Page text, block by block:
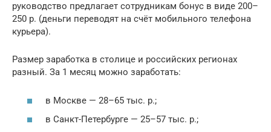
руководство предлагает сотрудникам бонус в виде 200–
250 р. (деньги переводят на счёт мобильного телефона
курьера).
Размер заработка в столице и российских регионах
разный. За 1 месяц можно заработать:
в Москве — 28–65 тыс. р.;
в Санкт-Петербурге — 25–57 тыс. р.;